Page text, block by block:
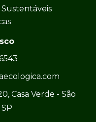
Casa Verde - São